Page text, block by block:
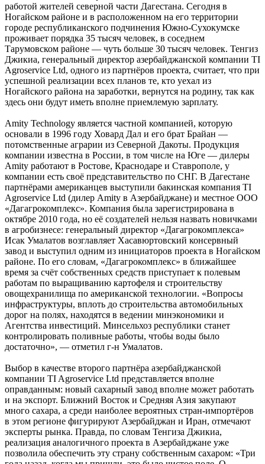
работой жителей северной части Дагестана. Сегодня в
Ногайском районе и в расположенном на его территории
городе республиканского подчинения Южно-Сухокумске
проживает порядка 35 тысяч человек, в соседнем
Тарумовском районе — чуть больше 30 тысяч человек. Тенгиз
Джикиа, генеральный директор азербай­джанской компании TI
Agroservice Ltd, одного из партнёров проекта, считает, что при
успешной реализации всех планов те, кто уехал из
Ногайского района на заработки, вернутся на родину, так как
здесь они будут иметь вполне приемлемую зарплату.
Аmity Technology является частной компанией, которую
основали в 1996 году Ховард Дал и его брат Брайан —
потомственные аграрии из Северной Дакоты. Продукция
компании известна в России, в том числе на Юге — дилеры
Аmity работают в Ростове, Краснодаре и Ставрополе, у
компании есть своё представительство по СНГ. В Дагестане
партнёрами американцев выступили бакинская компания TI
Agroservice Ltd (дилер Аmity в Азербайджане) и местное ООО
«Даг­агрокомплекс». Компания была зарегистрирована в
октябре 2010 года, но её создателей нельзя назвать новичками
в агробизнесе: генеральный директор «Дагагрокомплекса»
Исак Умалатов возглавляет Хасавюртовский консервный
завод и выступил одним из инициаторов проекта в Ногайском
районе. По его словам, «Дагагрокомплекс» в ближайшее
время за счёт собственных средств приступает к полевым
работам по выращиванию картофеля и строительству
овощехранилища по американской технологии. «Вопросы
инфраструктуры, вплоть до строительства автомобильных
дорог на полях, находятся в ведении минэкономики и
Агентства инвестиций. Минсельхоз республики станет
контролировать поливные работы, чтобы воды было
достаточно», — отметил г-н Умалатов.
Выбор в качестве второго партнёра азербайджанской
компании TI Agroservice Ltd представляется вполне
оправданным: новый сахарный завод вполне может работать
и на экспорт. Ближний Восток и Средняя Азия закупают
много сахара, а среди наиболее вероятных стран-импортёров
в этом регионе фигурируют Азербайджан и Иран, отмечают
эксперты рынка. Правда, по словам Тенгиза Джикиа,
реализация аналогичного проекта в Азербайджане уже
позволила обеспечить эту страну собственным сахаром: «Три